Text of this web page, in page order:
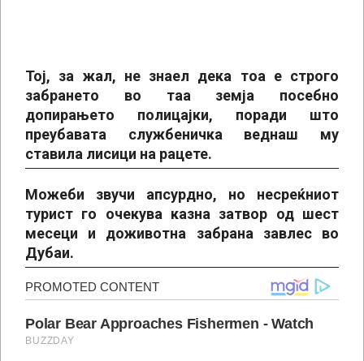
Тој, за жал, не знаел дека тоа е строго
забрането во таа земја посебно
допирањето полицајки, поради што
преубавата службеничка веднаш му
ставила лисици на рацете.
Можеби звучи апсурдно, но несреќниот
турист го очекува казна затвор од шест
месеци и доживотна забрана завлес во
Дубаи.